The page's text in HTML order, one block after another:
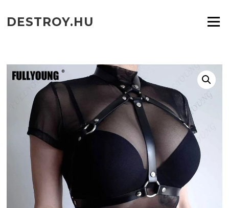
tartalomra
DESTROY.HU Menü